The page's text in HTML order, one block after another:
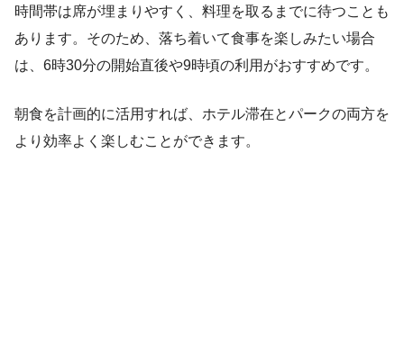
時間帯は席が埋まりやすく、料理を取るまでに待つことも
あります。そのため、落ち着いて食事を楽しみたい場合
は、6時30分の開始直後や9時頃の利用がおすすめです。
朝食を計画的に活用すれば、ホテル滞在とパークの両方を
より効率よく楽しむことができます。